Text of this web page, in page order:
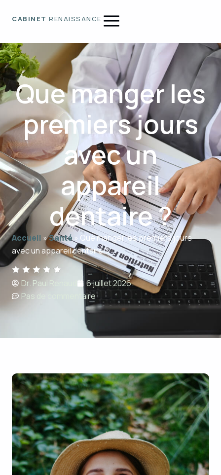
CABINET RENAISSANCE
Que manger les
premiers jours
avec un
appareil
dentaire ?
Accueil »Santé» Que manger les premiers jours
avec un appareil dentaire ?
Dr. Paul Renaud
6 juillet 2026
Pas de commentaire